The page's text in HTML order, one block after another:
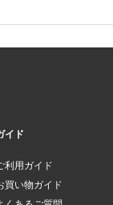
イド
利用ガイド
買い物ガイド